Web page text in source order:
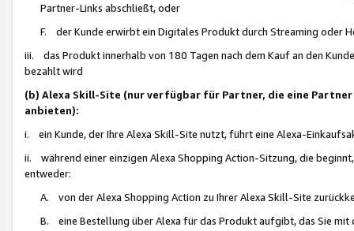
Partner-Links abschließt, oder
F. der Kunde erwirbt ein Digitales Produkt durch Streaming oder
iii. das Produkt innerhalb von 180 Tagen nach dem Kauf an den
bezahlt wird
(b) Alexa Skill-Site (nur verfügbar für Partner, die eine
anbieten):
i. ein Kunde, der Ihre Alexa Skill-Site nutzt, führt eine Alexa-
ii. während einer einzigen Alexa Shopping Action-Sitzung, die
entweder:
A. von der Alexa Shopping Action zu Ihrer Alexa Skill-Site
B. eine Bestellung über Alexa für das Produkt aufgibt, das Sie mit